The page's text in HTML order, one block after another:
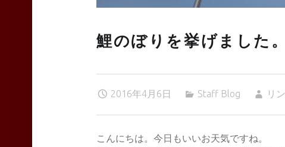
鯉のぼりを挙げました。
2016年4月6日 Staff Blog リ
こんにちは。今日もいいお天気ですね。